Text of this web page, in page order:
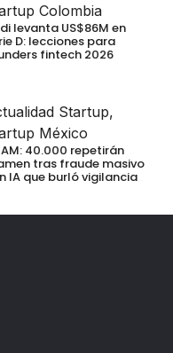
Colombia
levanta US$86M en
D: lecciones para
fintech 2026
Startup,
México
40.000 repetirán
tras fraude masivo
IA que burló vigilancia